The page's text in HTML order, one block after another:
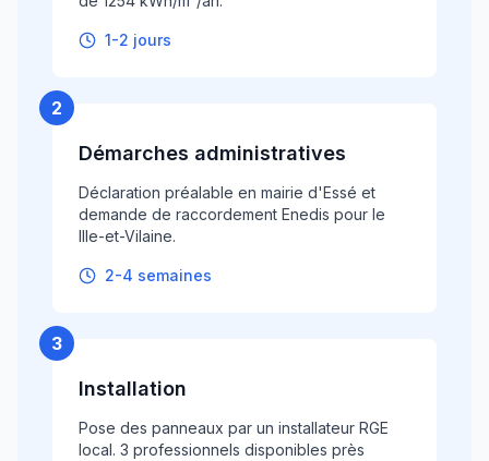
1-2 jours
2
Démarches administratives
Déclaration préalable en mairie d'Essé et
demande de raccordement Enedis pour le
Ille-et-Vilaine.
2-4 semaines
3
Installation
Pose des panneaux par un installateur RGE
local. 3 professionnels disponibles près